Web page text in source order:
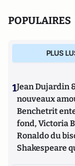
POPULAIRES
PLUS
1Jean Dujardin
nouveaux
Benchetrit
fond, Victoria
Ronaldo du
Shakespeare